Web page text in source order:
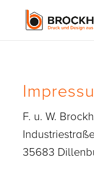
F. u. W.
35683